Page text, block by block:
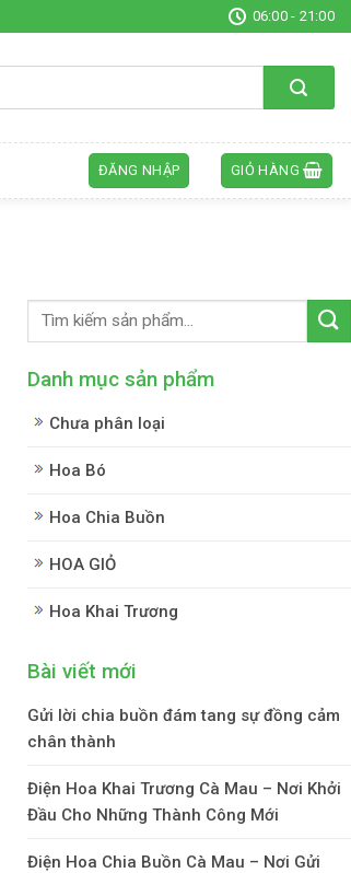
06:00 - 21:00
ĐĂNG NHẬP GIỎ HÀNG
Danh mục sản phẩm
Chưa phân loại
Hoa Bó
Hoa Chia Buồn
HOA GIỎ
Hoa Khai Trương
Bài viết mới
Gửi lời chia buồn đám tang sự đồng cảm
chân thành
Điện Hoa Khai Trương Cà Mau – Nơi Khởi
Đầu Cho Những Thành Công Mới
Điện Hoa Chia Buồn Cà Mau – Nơi Gửi